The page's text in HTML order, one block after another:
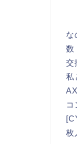
な
数
交
私
コ
枚